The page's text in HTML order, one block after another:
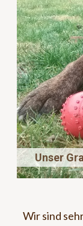
Unser
Wir sind